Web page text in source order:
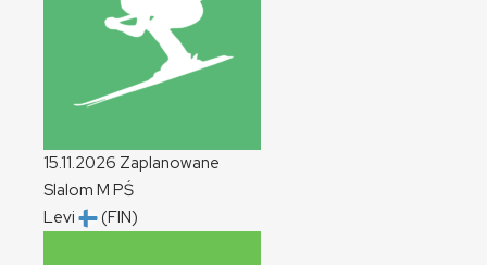
15.11.2026 Zaplanowane
Slalom M PŚ
Levi
(FIN)